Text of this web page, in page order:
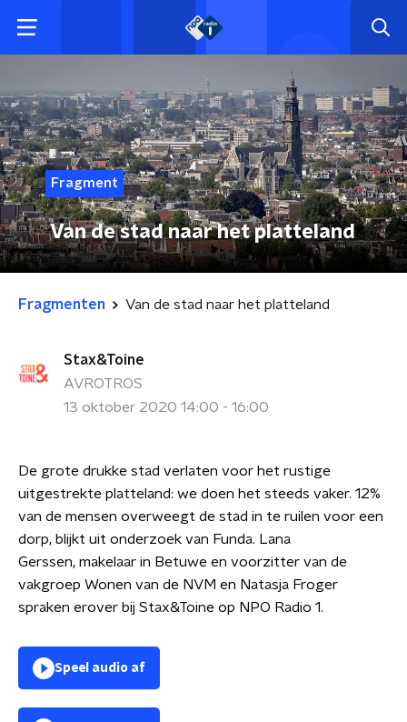
Fragment
Van de stad naar het platteland
Fragmenten Van de stad naar het platteland
Stax&Toine
AVROTROS
13 oktober 2020 14:00 - 16:00
De grote drukke stad verlaten voor het rustige
uitgestrekte platteland: we doen het steeds vaker. 12%
van de mensen overweegt de stad in te ruilen voor een
dorp, blijkt uit onderzoek van Funda. Lana
Gerssen, makelaar in Betuwe en voorzitter van de
vakgroep Wonen van de NVM en Natasja Froger
spraken erover bij Stax&Toine op NPO Radio 1.
Speel audio af